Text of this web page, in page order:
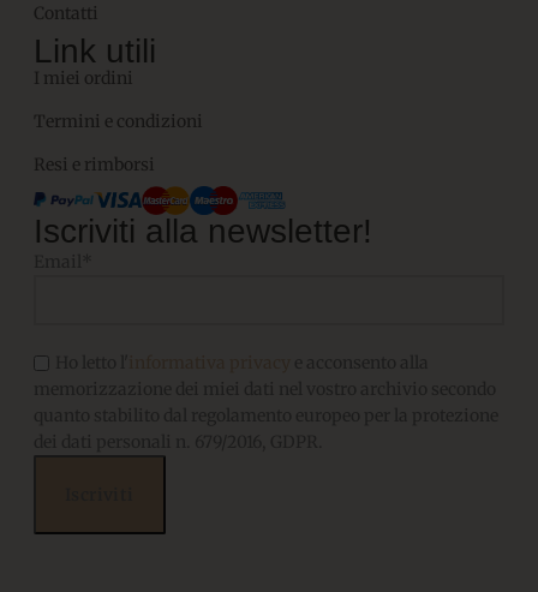
Contatti
Link utili
I miei ordini
Termini e condizioni
Resi e rimborsi
Iscriviti alla newsletter!